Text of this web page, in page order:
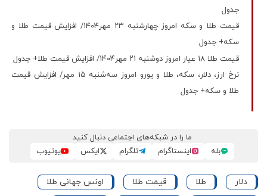
جدول
قیمت طلا و سکه امروز چهارشنبه ۲۳ مهر۱۴۰۴/ افزایش قیمت طلا و
سکه+ جدول
قیمت طلا ۱۸ عیار امروز دوشنبه ۲۱ مهر۱۴۰۴/ افزایش قیمت طلا+ جدول
نرخ ارز، دلار، سکه، طلا و یورو امروز سه‌شنبه ۱۵ مهر/ افزایش قیمت
طلا و سکه+ جدول
ما را در شبکه‌های اجتماعی دنبال کنید
بله
اینستاگرام تلگرام ایکس یوتیوب
دلار طلا قیمت طلا
اونس جهانی طلا